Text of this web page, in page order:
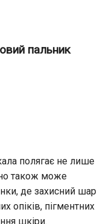
пальник
полягає не лише
також може
де захисний шар
опіків, пігментних
шкіри.